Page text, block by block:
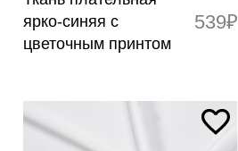
ярко-синяя с
цветочным принтом
539₽